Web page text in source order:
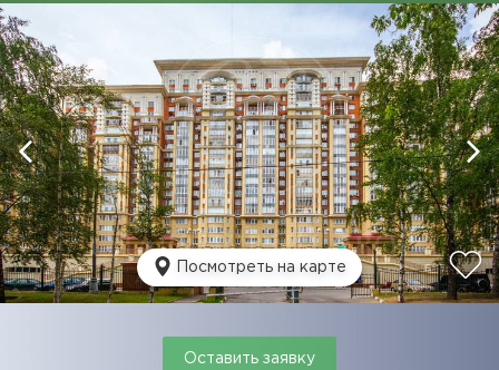
Посмотреть на карте
Оставить заявку